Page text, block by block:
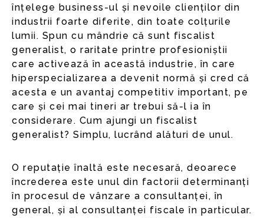
înțelege business-ul și nevoile clienților din
industrii foarte diferite, din toate colțurile
lumii. Spun cu mândrie că sunt fiscalist
generalist, o raritate printre profesioniștii
care activează în această industrie, în care
hiperspecializarea a devenit normă și cred că
acesta e un avantaj competitiv important, pe
care și cei mai tineri ar trebui să-l ia în
considerare. Cum ajungi un fiscalist
generalist? Simplu, lucrând alături de unul.
O reputație înaltă este necesară, deoarece
încrederea este unul din factorii determinanți
în procesul de vânzare a consultanței, în
general, și al consultanței fiscale în particular.